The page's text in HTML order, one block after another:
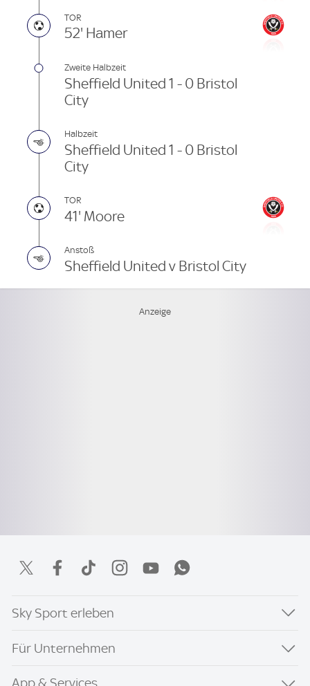
TOR
52' Hamer
Zweite Halbzeit
Sheffield United 1 - 0 Bristol
City
Halbzeit
Sheffield United 1 - 0 Bristol
City
TOR
41' Moore
Anstoß
Sheffield United v Bristol City
Sky Sport erleben
Für Unternehmen